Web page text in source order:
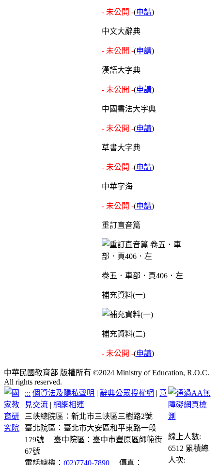
- 未公開 -(申請)
中文大辭典
- 未公開 -(申請)
漢語大字典
- 未公開 -(申請)
中國書法大字典
- 未公開 -(申請)
草書大字典
- 未公開 -(申請)
中華字海
- 未公開 -(申請)
重訂直音篇
卷五．車部．頁406．左
補充資料(一)
補充資料(二)
- 未公開 -(申請)
中華民國教育部 版權所有 ©2024 Ministry of Education, R.O.C.
All rights reserved.
::: 個資法及隱私聲明 | 辭典公眾授權網 | 意
見交流 |網網相連
三峽總院區：新北市三峽區三樹路2號
臺北院區：臺北市大安區和平東路一段
179號
臺中院區：臺中市豐原區師範街
67號
電話總機：(02)7740-7890 傳真：
線上人數:
6512 累積總
人次: